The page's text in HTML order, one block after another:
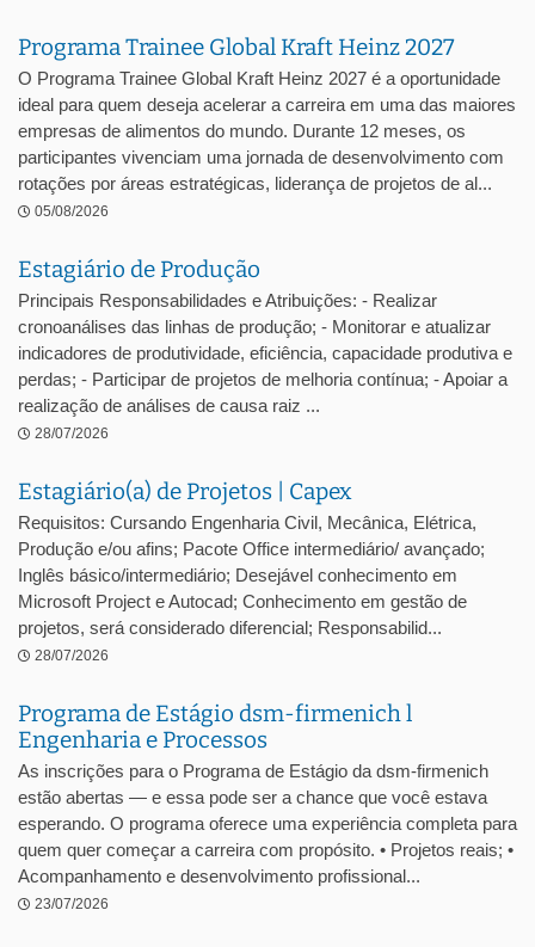
Programa Trainee Global Kraft Heinz 2027
O Programa Trainee Global Kraft Heinz 2027 é a oportunidade
ideal para quem deseja acelerar a carreira em uma das maiores
empresas de alimentos do mundo. Durante 12 meses, os
participantes vivenciam uma jornada de desenvolvimento com
rotações por áreas estratégicas, liderança de projetos de al...
05/08/2026
Estagiário de Produção
Principais Responsabilidades e Atribuições: - Realizar
cronoanálises das linhas de produção; - Monitorar e atualizar
indicadores de produtividade, eficiência, capacidade produtiva e
perdas; - Participar de projetos de melhoria contínua; - Apoiar a
realização de análises de causa raiz ...
28/07/2026
Estagiário(a) de Projetos | Capex
Requisitos: Cursando Engenharia Civil, Mecânica, Elétrica,
Produção e/ou afins; Pacote Office intermediário/ avançado;
Inglês básico/intermediário; Desejável conhecimento em
Microsoft Project e Autocad; Conhecimento em gestão de
projetos, será considerado diferencial; Responsabilid...
28/07/2026
Programa de Estágio dsm-firmenich l
Engenharia e Processos
As inscrições para o Programa de Estágio da dsm-firmenich
estão abertas — e essa pode ser a chance que você estava
esperando. O programa oferece uma experiência completa para
quem quer começar a carreira com propósito. • Projetos reais; •
Acompanhamento e desenvolvimento profissional...
23/07/2026